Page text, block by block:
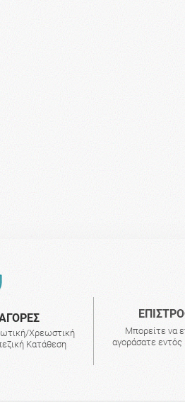
Χρεωστική
Κατάθεση
Μπορείτε να
αγοράσατε